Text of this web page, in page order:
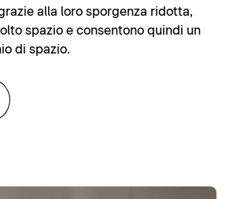
alla loro sporgenza ridotta,
spazio e consentono quindi un
di spazio.